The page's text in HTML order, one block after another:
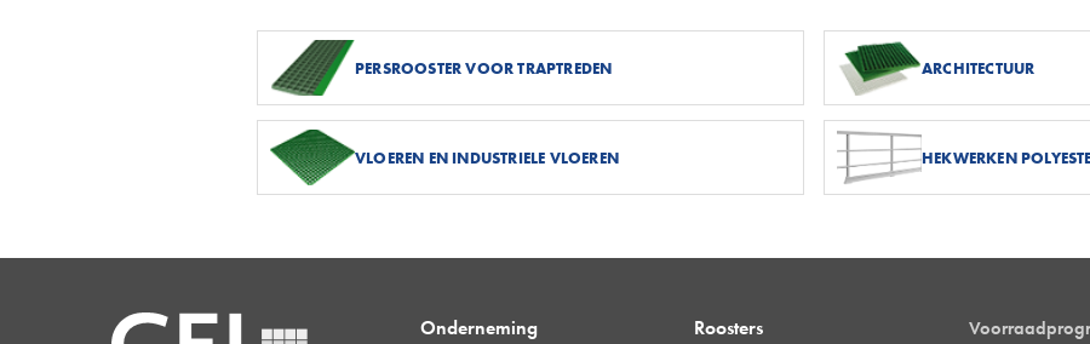
PERSROOSTER VOOR TRAPTREDEN ARCHITECTUUR
VLOEREN EN INDUSTRIELE VLOEREN HEKWERKEN
Onderneming Roosters